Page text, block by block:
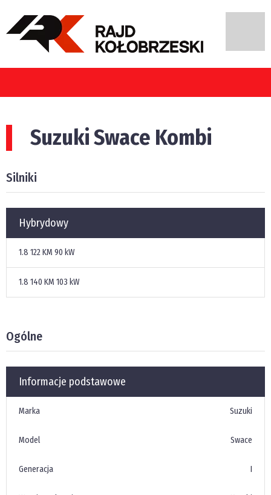
Suzuki Swace Kombi
Silniki
Hybrydowy
1.8 122 KM 90 kW
1.8 140 KM 103 kW
Ogólne
Informacje podstawowe
Marka Suzuki
Model Swace
Generacja I